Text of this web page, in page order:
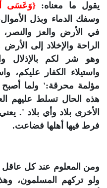
يقول ما معناه:{وَعَسَى
وسفك الدماء وبذل
في الأرض والعز والنصر،
الراحة والإخلاد إلى الأرض
وهو شر لكم بالإذلال
واستيلاء الكفار عليكم،
مؤلمة محرقة:' ولما
هذه الحال تسلط عليهم
الأخرى بلاد وأي بلاد '.
فرط فيها أهلها فضاعت.
ومن المعلوم عند كل عاقل
ولو تركهم المسلمون،